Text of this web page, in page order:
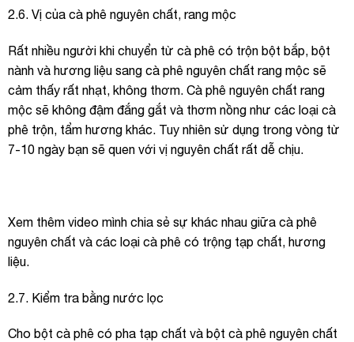
2.6. Vị của cà phê nguyên chất, rang mộc
Rất nhiều người khi chuyển từ cà phê có trộn bột bắp, bột
nành và hương liệu sang cà phê nguyên chất rang mộc sẽ
cảm thấy rất nhạt, không thơm. Cà phê nguyên chất rang
mộc sẽ không đậm đắng gắt và thơm nồng như các loại cà
phê trộn, tẩm hương khác. Tuy nhiên sử dụng trong vòng từ
7-10 ngày bạn sẽ quen với vị nguyên chất rất dễ chịu.
Xem thêm video mình chia sẻ sự khác nhau giữa cà phê
nguyên chất và các loại cà phê có trộng tạp chất, hương
liệu.
2.7. Kiểm tra bằng nước lọc
Cho bột cà phê có pha tạp chất và bột cà phê nguyên chất